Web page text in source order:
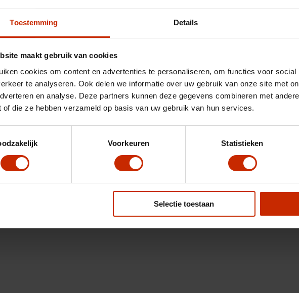
Toestemming Details
maakt gebruik van cookies
cookies om content en advertenties te personaliseren, om functies voor
te analyseren. Ook delen we informatie over uw gebruik van onze site met
en analyse. Deze partners kunnen deze gegevens combineren met
of die ze hebben verzameld op basis van uw gebruik van hun services.
Voorkeuren Statistieken
Selectie toestaan